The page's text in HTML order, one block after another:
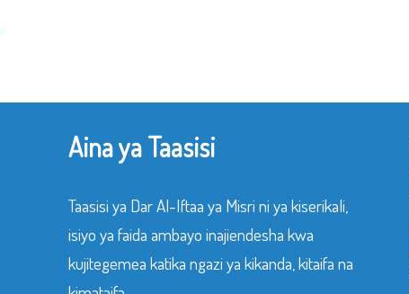
Aina ya Taasisi
Taasisi ya Dar Al-Iftaa ya Misri ni ya kiserikali,
isiyo ya faida ambayo inajiendesha kwa
kujitegemea katika ngazi ya kikanda, kitaifa na